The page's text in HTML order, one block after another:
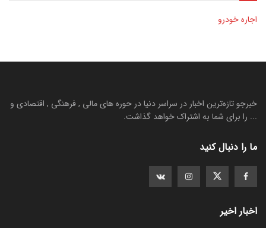
اجاره خودرو
خبرجو تازه‌ترین اخبار در سراسر دنیا در حوره های مالی , فرهنگی , اقتصادی و
... را برای شما به اشتراک خواهد گذاشت.
ما را دنبال کنید
اخبار اخیر